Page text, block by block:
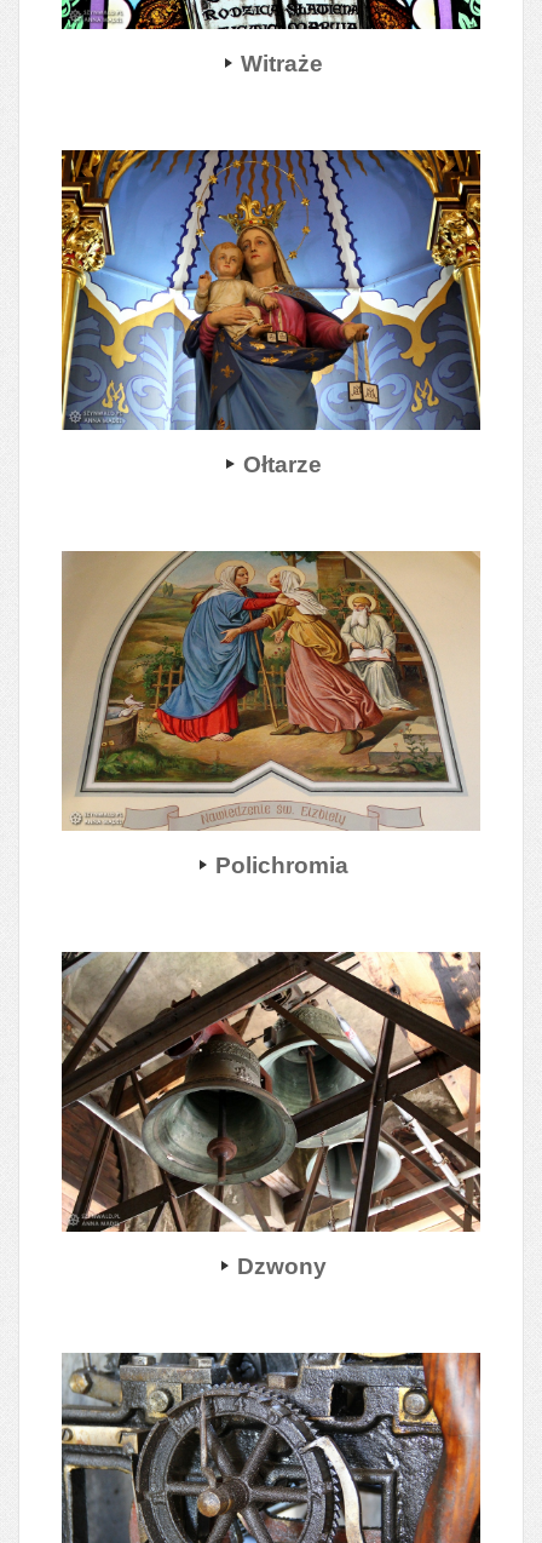
Witraże
Ołtarze
Polichromia
Dzwony